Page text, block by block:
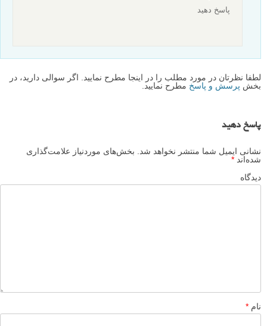
پاسخ دهید
لطفا نظرتان در مورد مطلب را در اینجا مطرح نمایید. اگر سوالی دارید، در
بخش پرسش و پاسخ مطرح نمایید.
پاسخ دهید
نشانی ایمیل شما منتشر نخواهد شد.
بخش‌های موردنیاز علامت‌گذاری
شده‌اند *
دیدگاه
نام *